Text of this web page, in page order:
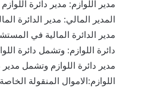
مدير اللوازم: مدير دائرة
المدير المالي: مدير الدائرة
مدير الدائرة المالية في
دائرة اللوازم: وتشمل دائرة
مدير دائرة اللوازم وتشمل
اللوازم:الاموال المنقولة